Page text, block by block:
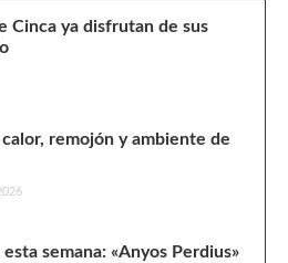
Cinca ya disfrutan de sus
remojón y ambiente de
semana: «Anyos Perdius»